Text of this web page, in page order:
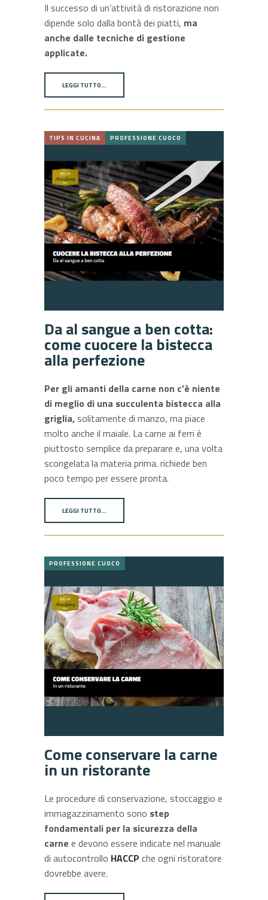
Il successo di un’attività di ristorazione non
dipende solo dalla bontà dei piatti, ma
anche dalle tecniche di gestione
applicate.
LEGGI TUTTO…
TIPS IN CUCINA PROFESSIONE CUOCO
Da al sangue a ben cotta:
come cuocere la bistecca
alla perfezione
Per gli amanti della carne non c’è niente
di meglio di una succulenta bistecca alla
griglia,solitamente di manzo, ma piace
molto anche il maiale. La carne ai ferri è
piuttosto semplice da preparare e, una volta
scongelata la materia prima. richiede ben
poco tempo per essere pronta.
LEGGI TUTTO…
PROFESSIONE CUOCO
Come conservare la carne
in un ristorante
Le procedure di conservazione, stoccaggio e
immagazzinamento sono step
fondamentali per la sicurezza della
carne e devono essere indicate nel manuale
di autocontrollo HACCP che ogni ristoratore
dovrebbe avere.